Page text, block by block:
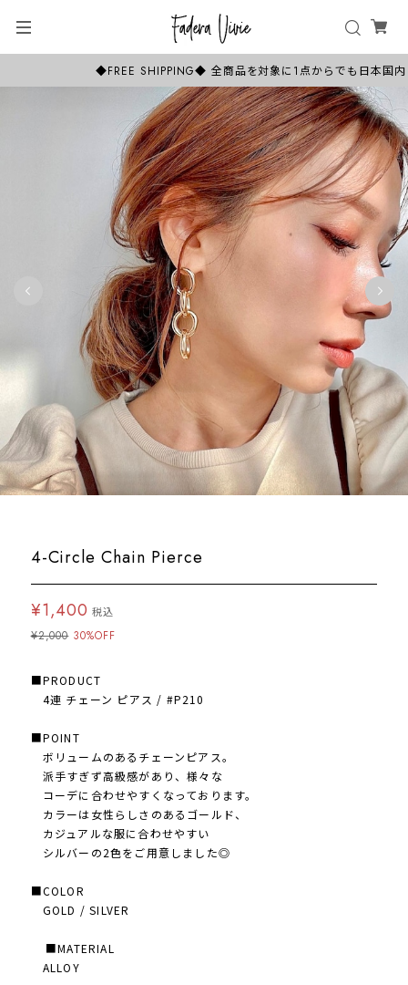
◆FREE SHIPPING◆ 全商品を対象に1点からでも日本国内
4-Circle Chain Pierce
¥1,400 税込
¥2,000 30%OFF
■PRODUCT
4連 チェーン ピアス / #P210
■POINT
ボリュームのあるチェーンピアス。
派手すぎず高級感があり、様々な
コーデに合わせやすくなっております。
カラーは女性らしさのあるゴールド、
カジュアルな服に合わせやすい
シルバーの2色をご用意しました◎
■COLOR
GOLD / SILVER
■MATERIAL
ALLOY